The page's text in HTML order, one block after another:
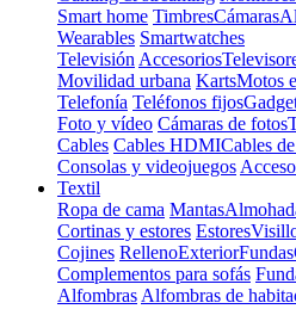
Smart home TimbresCámaras
Wearables Smartwatches
Televisión Accesorios
Movilidad urbana KartsMotos
Telefonía Teléfonos fijos
Foto y vídeo Cámaras de fotos
Cables Cables HDMICables
Consolas y videojuegos
Textil
Ropa de cama Mantas
Cortinas y estores Estores
Cojines RellenoExteriorFundas
Complementos para sofás
Alfombras Alfombras de